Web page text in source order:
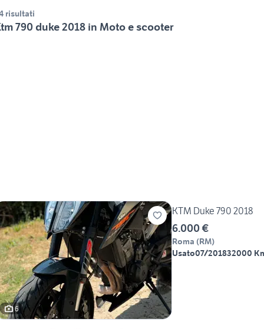
risultati
790 duke 2018 in Moto e scooter
6
KTM Duke 790 2018
6.000 €
Roma (RM)
Usato07/201832000